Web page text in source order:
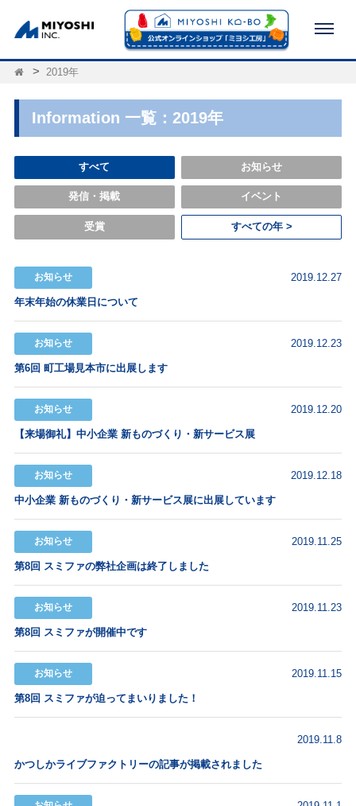
2019年
Information 一覧：2019年
すべて お知らせ
発信・掲載 イベント
受賞 すべての年 >
お知らせ 2019.12.27
年末年始の休業日について
お知らせ 2019.12.23
第6回 町工場見本市に出展します
お知らせ 2019.12.20
【来場御礼】中小企業 新ものづくり・新サービス展
お知らせ 2019.12.18
中小企業 新ものづくり・新サービス展に出展しています
お知らせ 2019.11.25
第8回 スミファの弊社企画は終了しました
お知らせ 2019.11.23
第8回 スミファが開催中です
お知らせ 2019.11.15
第8回 スミファが迫ってまいりました！
2019.11.8
かつしかライブファクトリーの記事が掲載されました